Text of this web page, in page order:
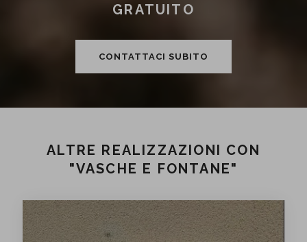
GRATUITO
CONTATTACI SUBITO
ALTRE REALIZZAZIONI CON
"VASCHE E FONTANE"